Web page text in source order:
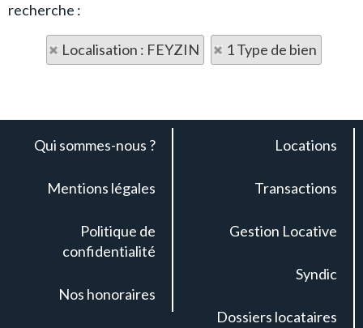
recherche :
Localisation : FEYZIN 1 Type de bien
Qui sommes-nous ?
Mentions légales
Politique de
confidentialité
Nos honoraires
Locations
Transactions
Gestion Locative
Syndic
Dossiers locataires